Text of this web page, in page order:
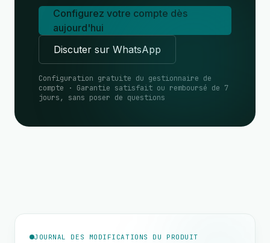
Configurez votre compte dès
aujourd'hui
Discuter sur WhatsApp
Configuration gratuite du gestionnaire de
compte · Garantie satisfait ou remboursé de 7
jours, sans poser de questions
JOURNAL DES MODIFICATIONS DU PRODUIT